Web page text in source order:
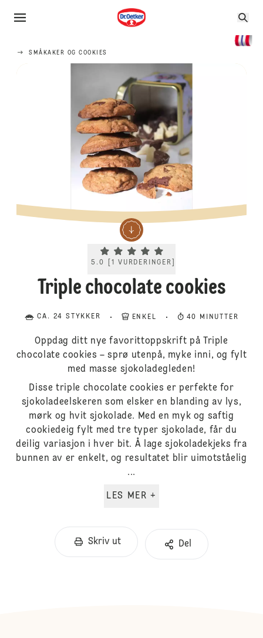
SMÅKAKER OG COOKIES
Current rating 5.0. Click to rate.
5.0 1 VURDERINGER
Triple chocolate cookies
CA. 24 STYKKER ENKEL 40 MINUTTER
Oppdag ditt nye favorittoppskrift på Triple
chocolate cookies – sprø utenpå, myke inni, og fylt
med masse sjokoladegleden!
Disse triple chocolate cookies er perfekte for
sjokoladeelskeren som elsker en blanding av lys,
mørk og hvit sjokolade. Med en myk og saftig
cookiedeig fylt med tre typer sjokolade, får du
deilig variasjon i hver bit. Å lage sjokoladekjeks fra
bunnen av er enkelt, og resultatet blir uimotståelig
...
LES MER +
Skriv ut Del